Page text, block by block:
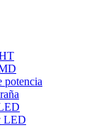
potencia
LED